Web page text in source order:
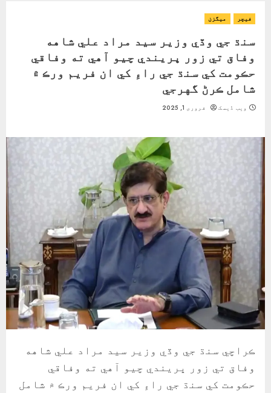
فیچر ميگزن
سنڌ جي وڏي وزير سيد مراد علي شاهه
وفاق تي زور ڀريندي چيو آهي ته وفاقي
حڪومت کي سنڌ جي راءِ کي ان فريم ورڪ ۾
شامل ڪرڻ گهرجي
ویب ڈیسک فروری 1, 2025
ڪراچي سنڌ جي وڏي وزير سيد مراد علي شاهه
وفاق تي زور ڀريندي چيو آهي ته وفاقي
حڪومت کي سنڌ جي راءِ کي ان فريم ورڪ ۾ شامل